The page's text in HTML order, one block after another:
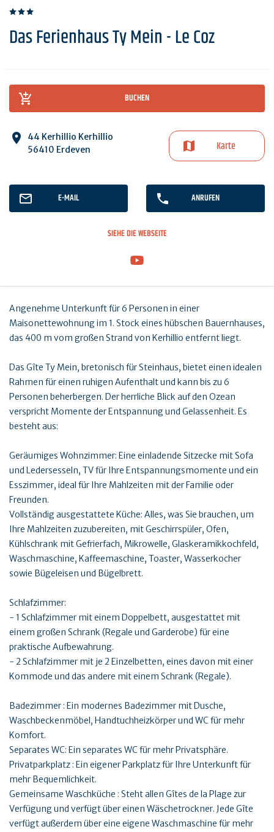
Das Ferienhaus Ty Mein - Le Coz
BUCHEN
44 Kerhillio Kerhillio
56410 Erdeven
Karte
E-MAIL ANRUFEN
SIEHE DIE WEBSEITE
Angenehme Unterkunft für 6 Personen in einer
Maisonettewohnung im 1. Stock eines hübschen Bauernhauses,
das 400 m vom großen Strand von Kerhillio entfernt liegt.
Das Gîte Ty Mein, bretonisch für Steinhaus, bietet einen idealen
Rahmen für einen ruhigen Aufenthalt und kann bis zu 6
Personen beherbergen. Der herrliche Blick auf den Ozean
verspricht Momente der Entspannung und Gelassenheit. Es
besteht aus:
Geräumiges Wohnzimmer: Eine einladende Sitzecke mit Sofa
und Ledersesseln, TV für Ihre Entspannungsmomente und ein
Esszimmer, ideal für Ihre Mahlzeiten mit der Familie oder
Freunden.
Vollständig ausgestattete Küche: Alles, was Sie brauchen, um
Ihre Mahlzeiten zuzubereiten, mit Geschirrspüler, Ofen,
Kühlschrank mit Gefrierfach, Mikrowelle, Glaskeramikkochfeld,
Waschmaschine, Kaffeemaschine, Toaster, Wasserkocher
sowie Bügeleisen und Bügelbrett.
Schlafzimmer:
- 1 Schlafzimmer mit einem Doppelbett, ausgestattet mit
einem großen Schrank (Regale und Garderobe) für eine
praktische Aufbewahrung.
- 2 Schlafzimmer mit je 2 Einzelbetten, eines davon mit einer
Kommode und das andere mit einem Schrank (Regale).
Badezimmer : Ein modernes Badezimmer mit Dusche,
Waschbeckenmöbel, Handtuchheizkörper und WC für mehr
Komfort.
Separates WC: Ein separates WC für mehr Privatsphäre.
Privatparkplatz : Ein eigener Parkplatz für Ihre Unterkunft für
mehr Bequemlichkeit.
Gemeinsame Waschküche : Steht allen Gîtes de la Plage zur
Verfügung und verfügt über einen Wäschetrockner. Jede Gîte
verfügt außerdem über eine eigene Waschmaschine für mehr